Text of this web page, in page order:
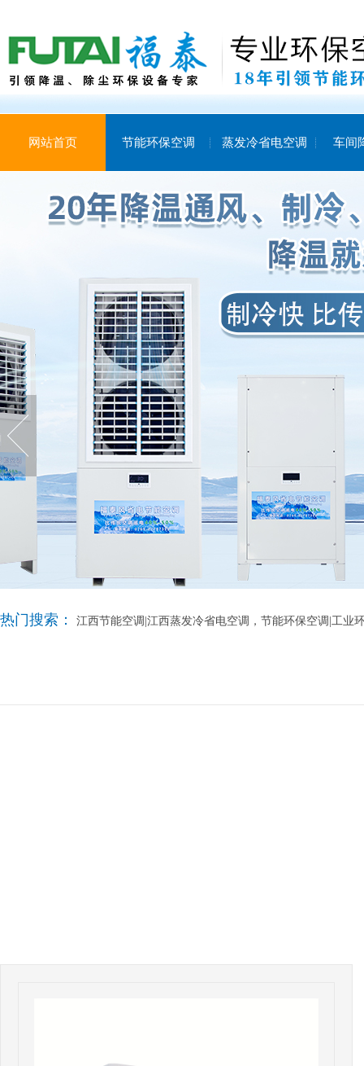
网站首页 节能环保空调 蒸发冷省电空调 车间
热门搜索： 江西节能空调|江西蒸发冷省电空调，节能环保空调|工业